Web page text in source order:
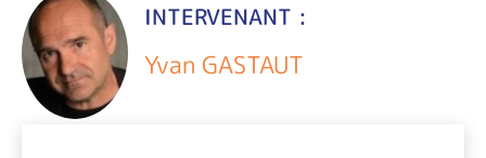
INTERVENANT :
Yvan GASTAUT